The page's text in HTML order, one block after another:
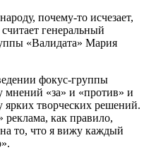
почему-то исчезает,
генеральный
«Валидата» Мария
фокус-группы
мнений «за» и «против» и
ярких творческих решений.
реклама, как правило,
то, что я вижу каждый